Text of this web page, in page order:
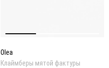
Olea
Клаймберы мятой фактуры